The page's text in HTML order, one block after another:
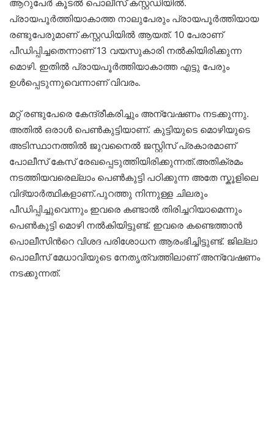
ആറുപേർ കൂടൽ പൊലീസ് കസ്റ്റഡിയിൽ.
പ്രായപൂർത്തിയാകാത്ത നാലുപേരും പ്രായപൂർത്തിയായ
രണ്ടുപേരുമാണ് കസ്റ്റഡിയിൽ ആയത്. 10 പേരാണ്
പീഡിപ്പിച്ചതെന്നാണ് 13 വയസുകാരി നൽകിയിരിക്കുന്ന
മൊഴി. ഇതിൽ പ്രായപൂർത്തിയാകാത്ത എട്ടു പേരും
ഉൾപ്പെടുന്നുവെന്നാണ് വിവരം.
മറ്റ് രണ്ടുപേരെ കേന്ദ്രീകരിച്ചും അന്വേഷണം നടക്കുന്നു.
അതില്‍ ഒരാള്‍ പെണ്‍കുട്ടിയാണ്. കുട്ടിയുടെ മൊഴിയുടെ
അടിസ്ഥാനത്തിൽ ജുവനൈൽ ജസ്റ്റിസ് പ്രകാരമാണ്
പോലീസ് കേസ് രേഖപ്പെടുത്തിയിരിക്കുന്നത്.അതിക്രമം
നടത്തിയവരെല്ലാം പെൺകുട്ടി പഠിക്കുന്ന അതേ സ്കൂളിലെ
വിദ്യാർത്ഥികളാണ്.പുറത്തു നിന്നുള്ള ചിലരും
പീഡിപ്പിച്ചുവെന്നും ഇവരെ കണ്ടാൽ തിരിച്ചറിയാമെന്നും
പെണ്‍കുട്ടി മൊഴി നൽകിയിട്ടുണ്ട്. ഇവരെ കണ്ടെത്താന്‍
പൊലീസിന്‍റെ വിശദ പരിശോധന ആരംഭിച്ചിട്ടുണ്ട്. ജില്ലാ
പൊലീസ് മേധാവിയുടെ നേതൃത്വത്തിലാണ് അന്വേഷണം
നടക്കുന്നത്.